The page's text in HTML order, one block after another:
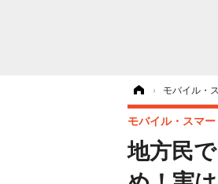
› モバイル・
地方民
モバイル・スマ